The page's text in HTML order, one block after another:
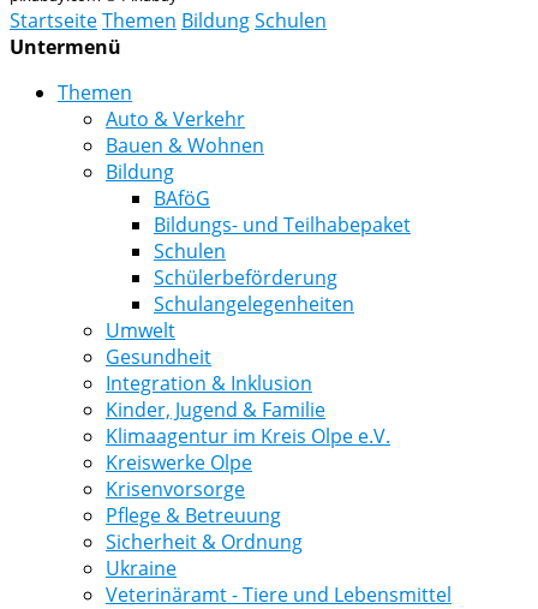
StartseiteThemen BildungSchulen
Untermenü
Themen
Auto & Verkehr
Bauen & Wohnen
Bildung
BAföG
Bildungs- und Teilhabepaket
Schulen
Schülerbeförderung
Schulangelegenheiten
Umwelt
Gesundheit
Integration & Inklusion
Kinder, Jugend & Familie
Klimaagentur im Kreis Olpe e.V.
Kreiswerke Olpe
Krisenvorsorge
Pflege & Betreuung
Sicherheit & Ordnung
Ukraine
Veterinäramt - Tiere und Lebensmittel